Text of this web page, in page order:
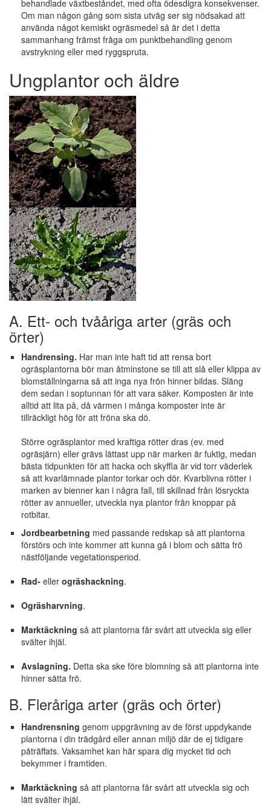
behandlade växtbeståndet, med ofta ödesdigra konsekvenser.
Om man någon gång som sista utväg ser sig nödsakad att
använda något kemiskt ogräsmedel så är det i detta
sammanhang främst fråga om punktbehandling genom
avstrykning eller med ryggspruta.
Ungplantor och äldre
A. Ett- och tvååriga arter (gräs och
örter)
Handrensing. Har man inte haft tid att rensa bort
ogräsplantorna bör man åtminstone se till att slå eller klippa av
blomställningarna så att inga nya frön hinner bildas. Släng
dem sedan i soptunnan för att vara säker. Komposten är inte
alltid att lita på, då värmen i många komposter inte är
tillräckligt hög för att fröna ska dö.
Större ogräsplantor med kraftiga rötter dras (ev. med
ogräsjärn) eller grävs lättast upp när marken är fuktig, medan
bästa tidpunkten för att hacka och skyffla är vid torr väderlek
så att kvarlämnade plantor torkar och dör. Kvarblivna rötter i
marken av bienner kan i några fall, till skillnad från lösryckta
rötter av annueller, utveckla nya plantor från knoppar på
rotbitar.
Jordbearbetning med passande redskap så att plantorna
förstörs och inte kommer att kunna gå i blom och sätta frö
nästföljande vegetationsperiod.
Rad- eller ogräshackning.
Ogräsharvning.
Marktäckning så att plantorna får svårt att utveckla sig eller
svälter ihjäl.
Avslagning. Detta ska ske före blomning så att plantorna inte
hinner sätta frö.
B. Fleråriga arter (gräs och örter)
Handrensning genom uppgrävning av de först uppdykande
plantorna i din trädgård eller annan miljö där de ej tidigare
påträffats. Vaksamhet kan här spara dig mycket tid och
bekymmer i framtiden.
Marktäckning så att plantorna får svårt att utveckla sig och
lätt svälter ihjäl.